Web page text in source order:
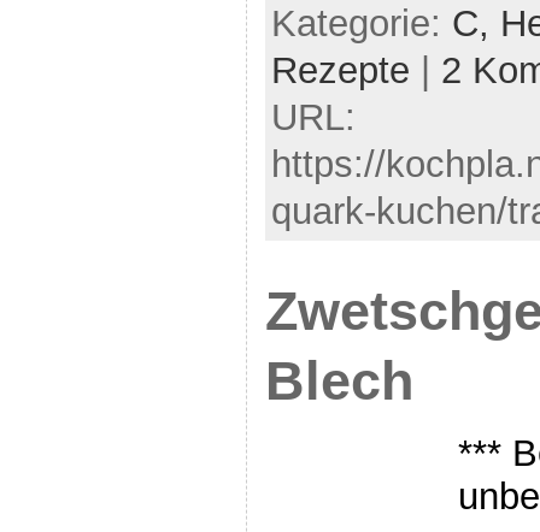
Kategorie: C,
Rezepte
2
URL:
https://
quark-kuchen/
Blech
***